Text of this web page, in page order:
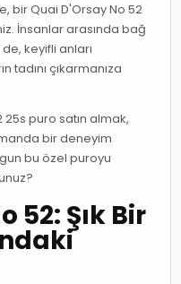
bir Quai D'Orsay No 52
İnsanlar arasında bağ
keyifli anları
tadını çıkarmanıza
puro satın almak,
bir deneyim
bu özel puroyu
52: Şık Bir